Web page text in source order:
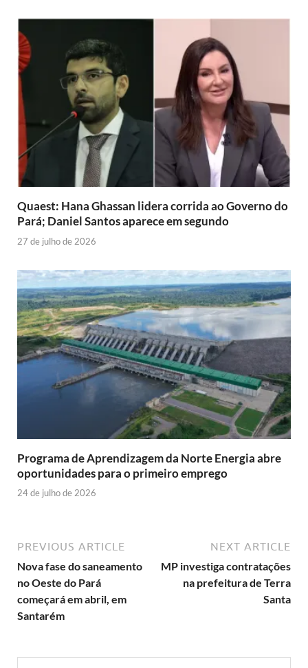
Quaest: Hana Ghassan lidera corrida ao Governo do
Pará; Daniel Santos aparece em segundo
27 de julho de 2026
Programa de Aprendizagem da Norte Energia abre
oportunidades para o primeiro emprego
24 de julho de 2026
PREVIOUS ARTICLE
Nova fase do saneamento
no Oeste do Pará
começará em abril, em
Santarém
NEXT ARTICLE
MP investiga contratações
na prefeitura de Terra
Santa